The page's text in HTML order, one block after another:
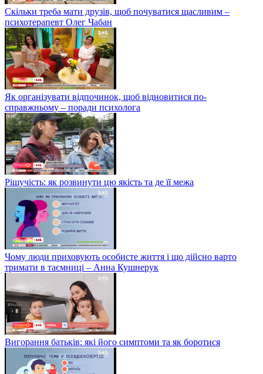
Скільки треба мати друзів, щоб почуватися щасливим –
психотерапевт Олег Чабан
Як організувати відпочинок, щоб відновитися по-
справжньому – поради психолога
Рішучість: як розвинути цю якість та де її межа
Чому люди приховують особисте життя і що дійсно варто
тримати в таємниці – Анна Кушнерук
Вигорання батьків: які його симптоми та як боротися